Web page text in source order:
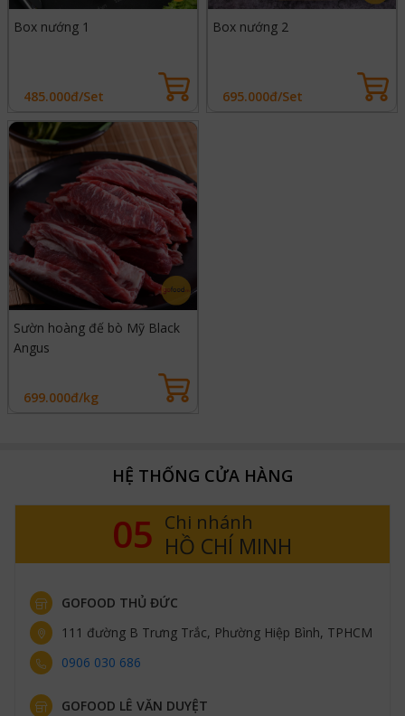
Box nướng 1
485.000đ/Set
Box nướng 2
695.000đ/Set
Sườn hoàng đế bò Mỹ Black
Angus
699.000đ/kg
HỆ THỐNG CỬA HÀNG
05 Chi nhánh
HỒ CHÍ MINH
GOFOOD THỦ ĐỨC
111 đường B Trưng Trắc, Phường Hiệp Bình, TPHCM
0906 030 686
GOFOOD LÊ VĂN DUYỆT